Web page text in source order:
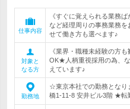
仕事内容
《すぐに覚えられる業務
など経理周りの事務業務
せて働き方も選べます♪
対象と
なる方
《業界・職種未経験の方
OK★人柄重視採用の為、
えています♪
勤務地
☆東京本社での勤務となり
橋1-11-8 安井ビル3階 ★転